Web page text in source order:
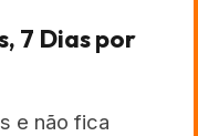
7 Dias por
e não fica